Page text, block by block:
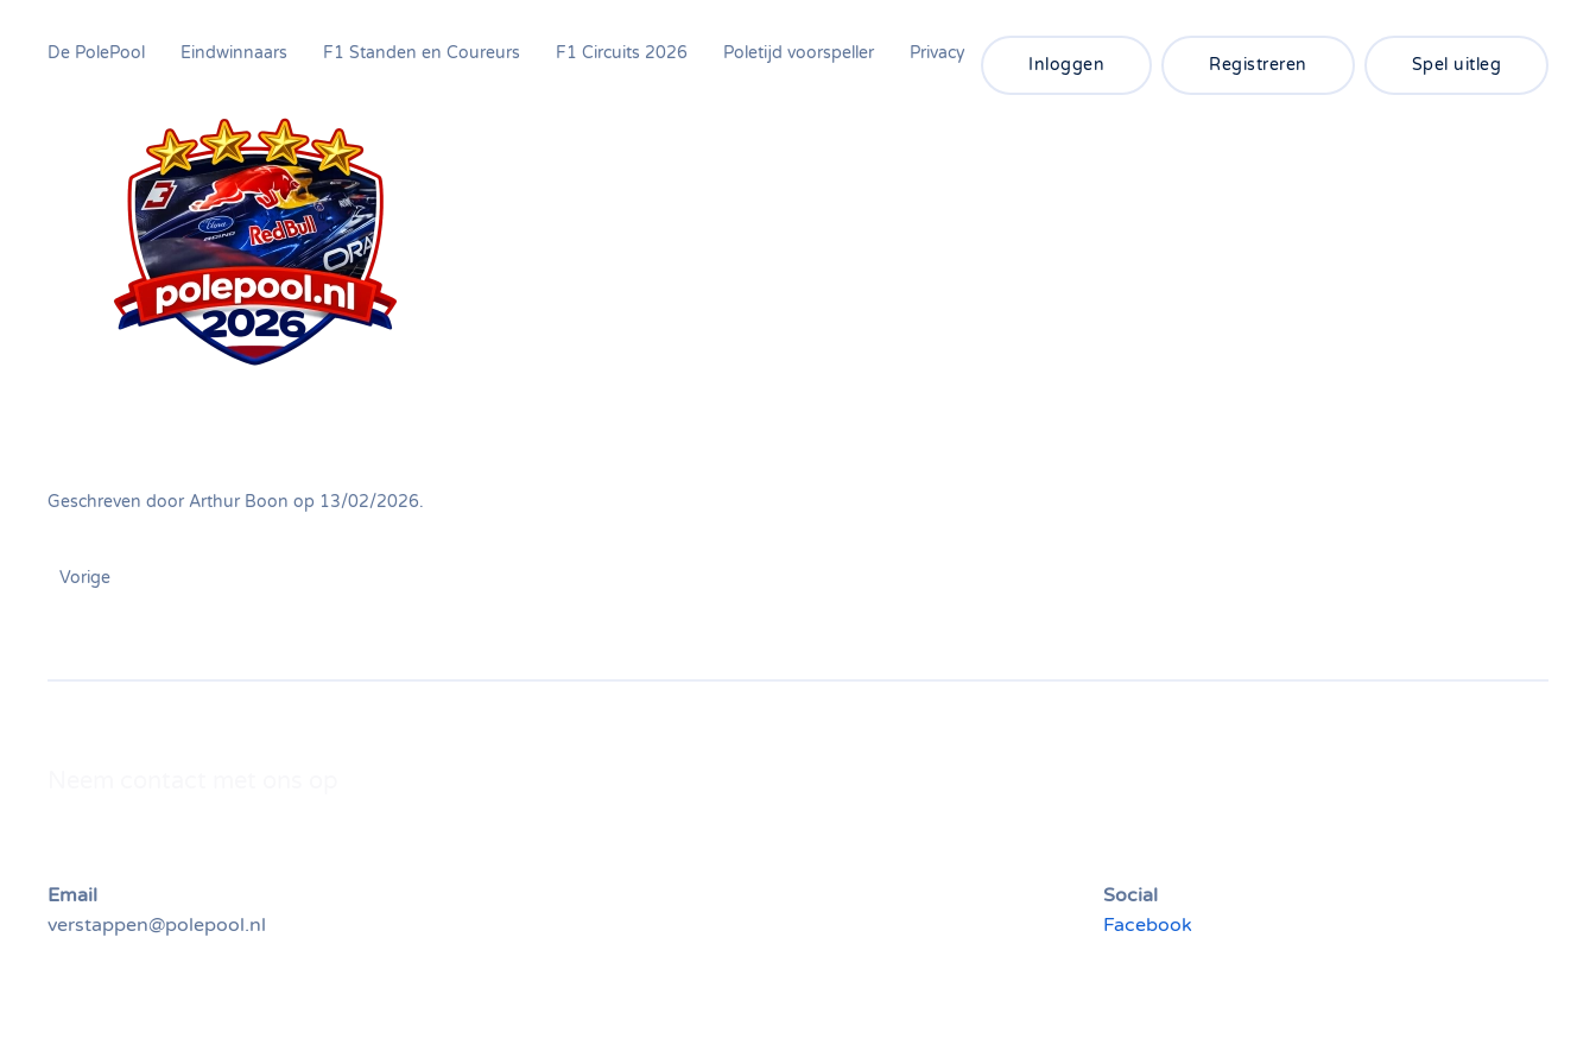
De PolePool Eindwinnaars F1 Standen en Coureurs F1 Circuits 2026 Poletijd voorspeller Privacy
Inloggen Registreren Spel uitleg
Geschreven door Arthur Boon op 13/02/2026.
Vorige
Email
verstappen@polepool.nl
Social
Facebook